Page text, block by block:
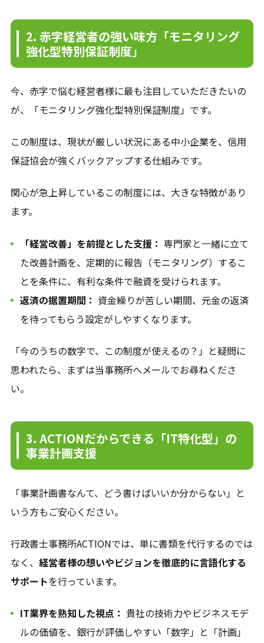
2. 赤字経営者の強い味方「モニタリング
強化型特別保証制度」
今、赤字で悩む経営者様に最も注目していただきたいの
が、「モニタリング強化型特別保証制度」です。
この制度は、現状が厳しい状況にある中小企業を、信用
保証協会が強くバックアップする仕組みです。
関心が急上昇しているこの制度には、大きな特徴があり
ます。
「経営改善」を前提とした支援： 専門家と一緒に立て
た改善計画を、定期的に報告（モニタリング）するこ
とを条件に、有利な条件で融資を受けられます。
返済の据置期間： 資金繰りが苦しい期間、元金の返済
を待ってもらう設定がしやすくなります。
「今のうちの数字で、この制度が使えるの？」と疑問に
思われたら、まずは当事務所へメールでお尋ねくださ
い。
3. ACTIONだからできる「IT特化型」の
事業計画支援
「事業計画書なんて、どう書けばいいか分からない」と
いう方もご安心ください。
行政書士事務所ACTIONでは、単に書類を代行するのでは
なく、 経営者様の想いやビジョンを徹底的に言語化する
サポートを行っています。
IT業界を熟知した視点： 貴社の技術力やビジネスモデ
ルの価値を、銀行が評価しやすい「数字」と「計画」